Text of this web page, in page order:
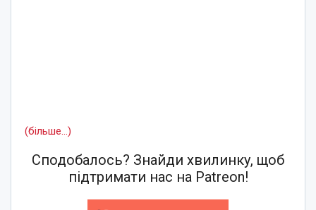
(більше…)
Сподобалось? Знайди хвилинку, щоб
підтримати нас на Patreon!